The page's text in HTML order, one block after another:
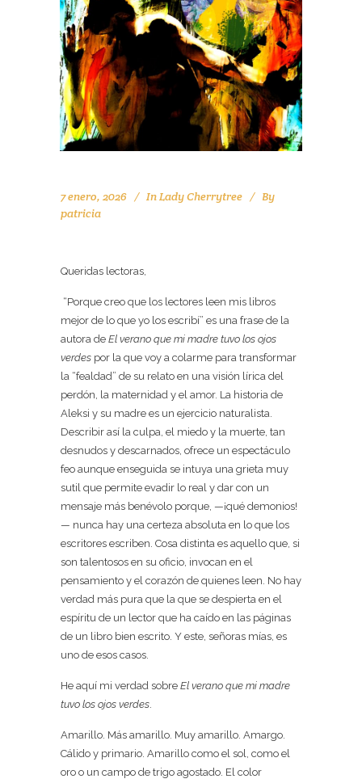
7 enero, 2026 In Lady Cherrytree
By
patricia
Queridas lectoras,
“Porque creo que los lectores leen mis libros
mejor de lo que yo los escribí” es una frase de la
autora de El verano que mi madre tuvo los ojos
verdes por la que voy a colarme para transformar
la “fealdad” de su relato en una visión lírica del
perdón, la maternidad y el amor. La historia de
Aleksi y su madre es un ejercicio naturalista.
Describir así la culpa, el miedo y la muerte, tan
desnudos y descarnados, ofrece un espectáculo
feo aunque enseguida se intuya una grieta muy
sutil que permite evadir lo real y dar con un
mensaje más benévolo porque, —¡qué demonios!
— nunca hay una certeza absoluta en lo que los
escritores escriben. Cosa distinta es aquello que, si
son talentosos en su oficio, invocan en el
pensamiento y el corazón de quienes leen. No hay
verdad más pura que la que se despierta en el
espíritu de un lector que ha caído en las páginas
de un libro bien escrito. Y este, señoras mías, es
uno de esos casos.
He aquí mi verdad sobre El verano que mi madre
tuvo los ojos verdes
Amarillo. Más amarillo. Muy amarillo. Amargo.
Cálido y primario. Amarillo como el sol, como el
oro o un campo de trigo agostado. El color